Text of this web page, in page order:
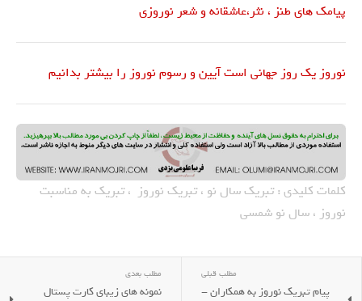
پیامک های طنز ، نثر،عاشقانه و شعر نوروزی
نوروز یک روز جهانی است آیین و رسوم نوروز را بیشتر بدانیم
کلمات کلیدی : تبریک سال نو ، تبریک نوروز ، تبریک به مناسبت
نوروز ، سال نو شمسی
مطلب قبلی
پیام تبریک نوروز به همکاران -
مطلب بعدی
نمونه های زیبای کارت پستال